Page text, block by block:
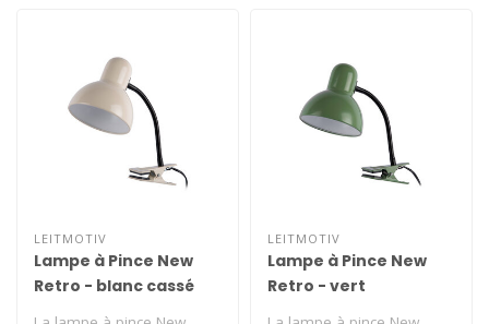
LEITMOTIV
Lampe à Pince New
Retro - blanc cassé
LEITMOTIV
Lampe à Pince New
Retro - vert